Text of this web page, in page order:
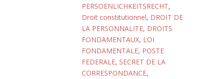
PERSOENLICHKEITSRECHT,
Droit constitutionnel, DROIT DE
LA PERSONNALITE, DROITS
FONDAMENTAUX, LOI
FONDAMENTALE, POSTE
FEDERALE, SECRET DE LA
CORRESPONDANCE,